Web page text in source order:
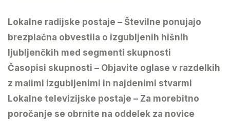
Lokalne radijske postaje – Številne ponujajo
brezplačna obvestila o izgubljenih hišnih
ljubljenčkih med segmenti skupnosti
Časopisi skupnosti – Objavite oglase v razdelkih
z malimi izgubljenimi in najdenimi stvarmi
Lokalne televizijske postaje – Za morebitno
poročanje se obrnite na oddelek za novice